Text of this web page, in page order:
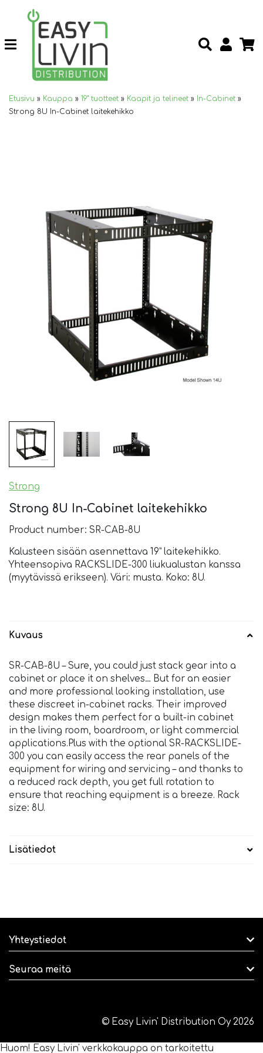
Etusivu » Kauppa » 19" tuotteet » Kaapit ja telineet » In-Cabinet »
Strong 8U In-Cabinet laitekehikko
Strong
Strong 8U In-Cabinet laitekehikko
Product number: SR-CAB-8U
Kalusteen sisään asennettava 19” laitekehikko.
Yhteensopiva RACKSLIDE-300 liukualustan kanssa
(myytävissä erikseen). Väri: musta. Koko: 8U.
Kuvaus
SR-CAB-8U – Sure, you could just stack gear into a
cabinet or place it on shelves… But for an easier
and more professional looking installation, use
these discreet in-cabinet racks. Their improved
design makes them perfect for a built-in cabinet
in the living room, boardroom, or light commercial
applications.Plus with the optional SR-RACKSLIDE-
300 you can easily access the rear panels of the
equipment for wiring and servicing – and thanks to
a reduced rack depth, you get full rotation to
ensure that reaching equipment is a breeze. Rack
size: 8U.
Lisätiedot
Yhteystiedot
Seuraa meitä
© Easy Livin' Distribution Oy 2026
Huom! Easy Livin' verkkokauppa on tarkoitettu